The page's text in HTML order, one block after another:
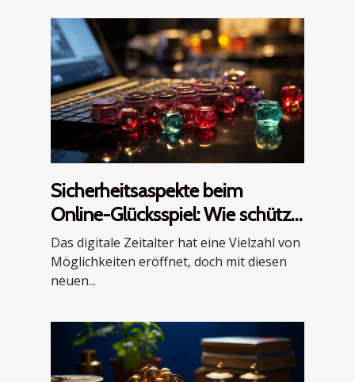
Sicherheitsaspekte beim
Online-Glücksspiel: Wie schützt
man seine Daten?
Das digitale Zeitalter hat eine Vielzahl von
Möglichkeiten eröffnet, doch mit diesen
neuen...